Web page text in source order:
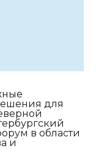
для
в области
и